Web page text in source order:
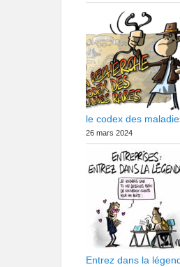
le codex des
26 mars 2024
Entrez dans la